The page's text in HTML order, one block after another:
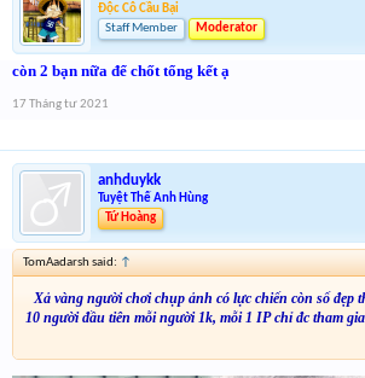
Độc Cô Cầu Bại
Staff Member
Moderator
còn 2 bạn nữa để chốt tổng kết ạ
17 Tháng tư 2021
anhduykk
Tuyệt Thế Anh Hùng
Tứ Hoàng
TomAadarsh said: ↑
Xả vàng người chơi chụp ảnh có lực chiến còn số đẹp
10 người đầu tiên mỗi người 1k, mỗi 1 IP chỉ đc tham